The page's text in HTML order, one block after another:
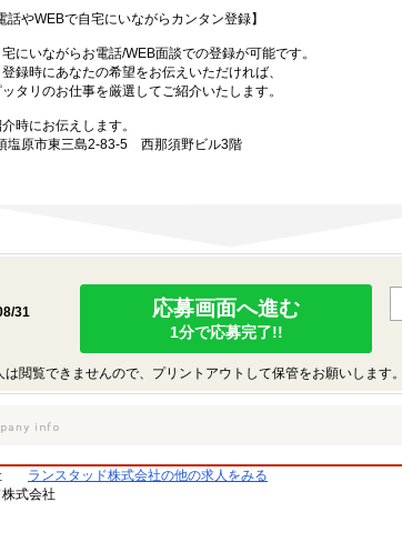
話やWEBで自宅にいながらカンタン登録】
にいながらお電話/WEB面談での登録が可能です。
録時にあなたの希望をお伝えいただければ、
タリのお仕事を厳選してご紹介いたします。
時にお伝えします。
原市東三島2-83-5 西那須野ビル3階
31
応募画面へ進む
1分で応募完了!!
閲覧できませんので、プリントアウトして保管をお願いします。
ランスタッド株式会社の他の求人をみる
株式会社